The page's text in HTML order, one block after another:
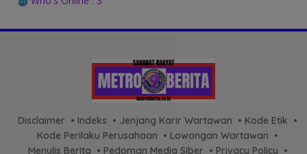
Disclaimer Indeks Jenjang Karir Wartawan
Kode Etik
Kode Perilaku Perusahaan
Lowongan Wartawan
Menulis Berita
Pedoman Media Siber Privacy Policy